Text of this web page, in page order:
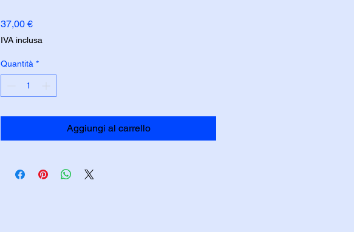
37,00 €Prezzo
IVA inclusa
Quantità *
Aggiungi al carrello